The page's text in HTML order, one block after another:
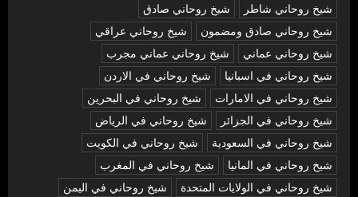
شيخ روحاني شاطر
شيخ روحاني صادق
شيخ روحاني صادق ومضمون
شيخ روحاني عراقي
شيخ روحاني عماني
شيخ روحاني عماني مجرب
شيخ روحاني في اسبانيا
شيخ روحاني في الاردن
شيخ روحاني في الامارات
شيخ روحاني في البحرين
شيخ روحاني في الجزائر
شيخ روحاني في الرياض
شيخ روحاني في السعودية
شيخ روحاني في الكويت
شيخ روحاني في المانيا
شيخ روحاني في المغرب
شيخ روحاني في الولايات المتحدة
شيخ روحاني في اليمن